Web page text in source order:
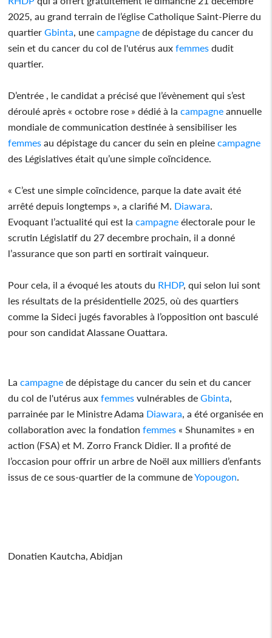
2025, au grand terrain de l’église Catholique Saint-Pierre du
quartierGbinta, unecampagne de dépistage du cancer du
sein et du cancer du col de l'utérus auxfemmes dudit
quartier.
D’entrée , le candidat a précisé que l’évènement qui s’est
déroulé après « octobre rose » dédié à lacampagne annuelle
mondiale de communication destinée à sensibiliser les
femmes au dépistage du cancer du sein en pleinecampagne
des Législatives était qu’une simple coïncidence.
« C’est une simple coïncidence, parque la date avait été
arrêté depuis longtemps », a clarifié M. Diawara.
Evoquant l’actualité qui est lacampagne électorale pour le
scrutin Législatif du 27 decembre prochain, il a donné
l’assurance que son parti en sortirait vainqueur.
Pour cela, il a évoqué les atouts du RHDP, qui selon lui sont
les résultats de la présidentielle 2025, où des quartiers
comme la Sideci jugés favorables à l’opposition ont basculé
pour son candidat Alassane Ouattara.
Lacampagne de dépistage du cancer du sein et du cancer
du col de l'utérus auxfemmes vulnérables deGbinta,
parrainée par le Ministre Adama Diawara, a été organisée en
collaboration avec la fondationfemmes « Shunamites » en
action (FSA) et M. Zorro Franck Didier. Il a profité de
l’occasion pour offrir un arbre de Noël aux milliers d’enfants
issus de ce sous-quartier de la commune deYopougon.
Donatien Kautcha, Abidjan